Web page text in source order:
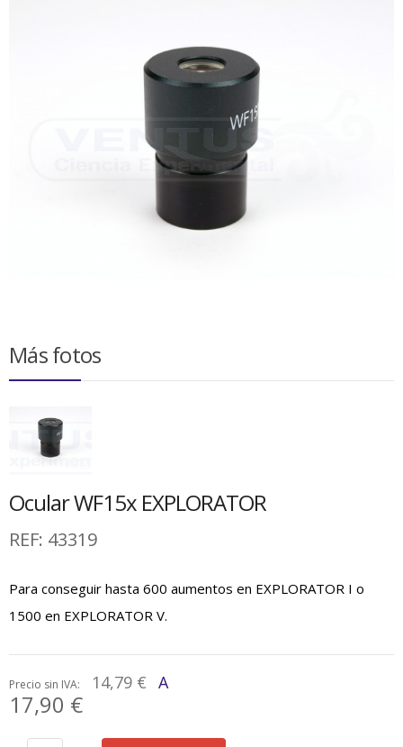
Más fotos
Ocular WF15x EXPLORATOR
REF: 43319
Para conseguir hasta 600 aumentos en EXPLORATOR I o
1500 en EXPLORATOR V.
Precio sin IVA: 14,79 € A
17,90 €